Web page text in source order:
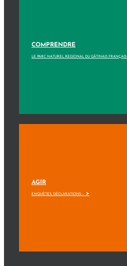
COMPRENDRE
LE PARC NATUREL RÉGIONAL DU GÂTINAIS FRANÇAIS
AGIR
ENQUÊTES, DÉCLARATIONS, ... >